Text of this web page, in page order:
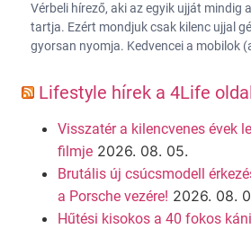
Vérbeli hírező, aki az egyik ujját mindig
tartja. Ezért mondjuk csak kilenc ujjal
gyorsan nyomja. Kedvencei a mobilok
Lifestyle hírek a 4Life
Visszatér a kilencvenes évek
filmje 2026. 08. 05.
Brutális új csúcsmodell
a Porsche vezére! 2026. 08.
Hűtési kisokos a 40 fokos